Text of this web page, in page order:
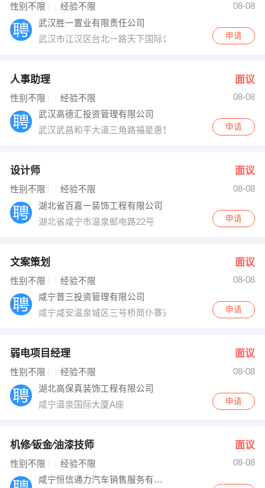
性别不限 经验不限
08-08
武汉胜一置业有限责任公司
武汉市江汉区台北一路天下国际公馆4单元1502
申请
人事助理 面议
性别不限 经验不限
08-08
武汉高德汇投资管理有限公司
武汉武昌和平大道三角路福星惠誉水岸国际1栋28楼
申请
设计师 面议
性别不限 经验不限
08-08
湖北省百嘉一装饰工程有限公司
湖北省咸宁市温泉邮电路22号
申请
文案策划 面议
性别不限 经验不限
08-08
咸宁普三投资管理有限公司
咸宁咸安温泉城区三号桥简仆寨对面三楼普三投资
申请
弱电项目经理 面议
性别不限 经验不限
08-08
湖北高保真装饰工程有限公司
咸宁温泉国际大厦A座
申请
机修∕钣金∕油漆技师 面议
性别不限 经验不限
08-08
咸宁恒信通力汽车销售服务有限公司